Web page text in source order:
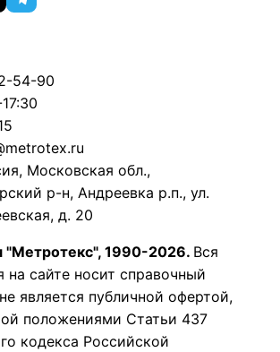
54-90
Московская обл.,
р-н, Андреевка р.п., ул.
д. 20
"Метротекс", 1990-2026. Вся
на сайте носит справочный
является публичной офертой,
положениями Статьи 437
кодекса Российской